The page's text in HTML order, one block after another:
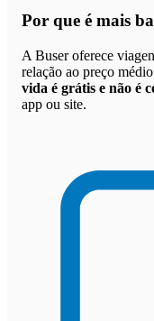
Por que é mais
A Buser oferece
relação ao preço
vida é grátis e não é
app ou site.